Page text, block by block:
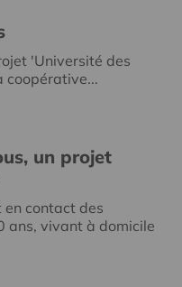
'Université des
coopérative...
un projet
en contact des
ans, vivant à domicile